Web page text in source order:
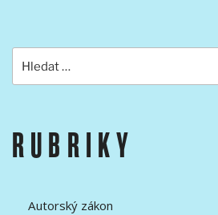
RUBRIKY
Autorský zákon